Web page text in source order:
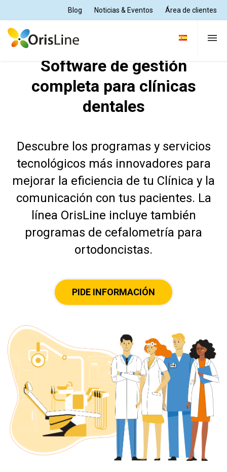
Blog Noticias & Eventos Área de clientes
Clínica Dental
Soluciones
Soporte y formación
Quiénes somos
Software de gestión
completa para clínicas
dentales
Descubre los programas y servicios
tecnológicos más innovadores para
mejorar la eficiencia de tu Clínica y la
comunicación con tus pacientes. La
línea OrisLine incluye también
programas de cefalometría para
ortodoncistas.
PIDE INFORMACIÓN